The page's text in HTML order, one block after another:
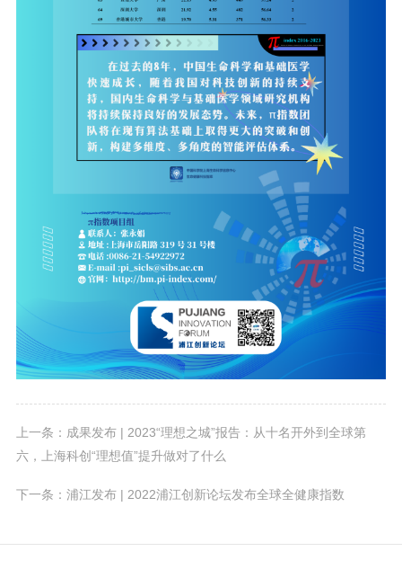
上一条：成果发布 | 2023“理想之城”报告：从十名开外到全球第
六，上海科创“理想值”提升做对了什么
下一条：浦江发布 | 2022浦江创新论坛发布全球全健康指数